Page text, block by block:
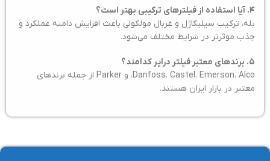
۴. آیا استفاده از فیلترهای ترکیبی بهتر است؟
بله، ترکیب سیلیکاژل و غربال مولکولی باعث افزایش دامنه عملکرد و
جذب موثرتر در شرایط مختلف می‌شود.
۵. برندهای معتبر فیلتر درایر کدامند؟
Danfoss، Castel، Emerson، Alco، و Parker از جمله برندهای
معتبر در بازار ایران هستند.